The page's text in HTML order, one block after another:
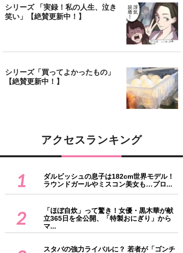
シリーズ 「実録！私の人生、泣き
笑い」【絶賛更新中！】
シリーズ「買ってよかったもの」
【絶賛更新中！】
アクセスランキング
1
ダルビッシュの息子は182cm世界モデル！
ラウンドガールやミスコン美女も…プロ...
2
「ほぼ自炊」って驚き！女優・黒木華が献
立365日を全公開、「特製おにぎり」から
マ...
スタバの強力ライバルに？ 若者が「ゴンチ